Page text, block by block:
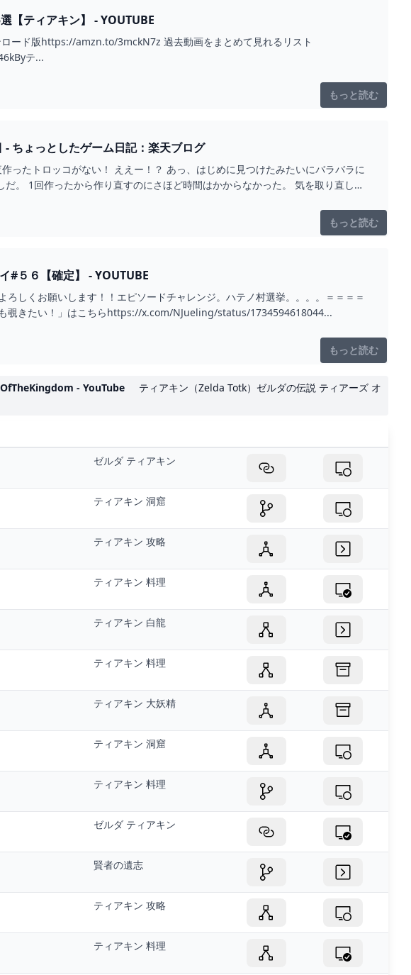
【ティアキン】 - YOUTUBE
ード版https://amzn.to/3mckN7z 過去動画をまとめて見れるリスト
テ...
もっと読む
ちょっとしたゲーム日記：楽天ブログ
ったトロッコがない！ ええー！？ あっ、はじめに見つけたみたいにバラバラに
。 1回作ったから作り直すのにさほど時間はかからなかった。 気を取り直し
もっと読む
#５６【確定】 - YOUTUBE
しくお願いします！！エピソードチャレンジ。ハテノ村選挙。。。。＝＝＝＝
覗きたい！」はこちらhttps://x.com/NJueling/status/1734594618044...
もっと読む
- YouTube
ティアキン（Zelda Totk）ゼルダの伝説 ティアーズ オ
ゼルダ ティアキン
ティアキン 洞窟
ティアキン 攻略
ティアキン 料理
ティアキン 白龍
ティアキン 料理
ティアキン 大妖精
ティアキン 洞窟
ティアキン 料理
ゼルダ ティアキン
賢者の遺志
ティアキン 攻略
ティアキン 料理